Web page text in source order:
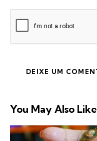
You May Also Like